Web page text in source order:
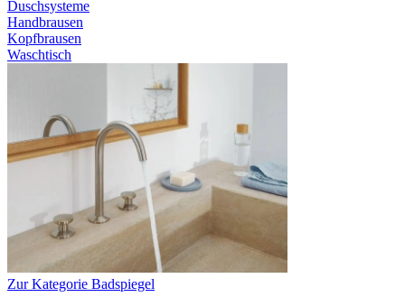
Duschsysteme
Handbrausen
Kopfbrausen
Waschtisch
Zur Kategorie Badspiegel